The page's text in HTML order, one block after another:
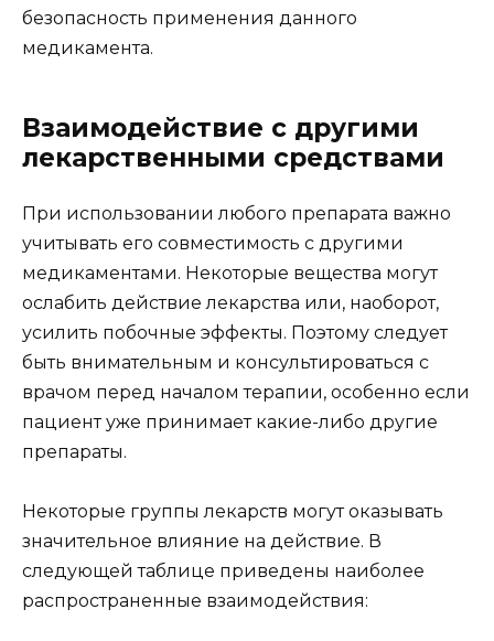
безопасность применения данного
медикамента.
Взаимодействие с другими
лекарственными средствами
При использовании любого препарата важно
учитывать его совместимость с другими
медикаментами. Некоторые вещества могут
ослабить действие лекарства или, наоборот,
усилить побочные эффекты. Поэтому следует
быть внимательным и консультироваться с
врачом перед началом терапии, особенно если
пациент уже принимает какие-либо другие
препараты.
Некоторые группы лекарств могут оказывать
значительное влияние на действие. В
следующей таблице приведены наиболее
распространенные взаимодействия: